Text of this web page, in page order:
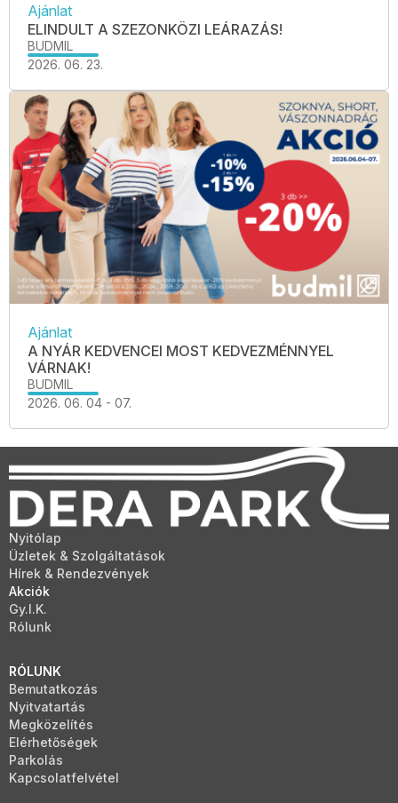
Ajánlat
ELINDULT A SZEZONKÖZI LEÁRAZÁS!
BUDMIL
2026. 06. 23.
Ajánlat
A NYÁR KEDVENCEI MOST KEDVEZMÉNNYEL
VÁRNAK!
BUDMIL
2026. 06. 04 - 07.
Nyitólap
Üzletek & Szolgáltatások
Hírek & Rendezvények
Akciók
Gy.I.K.
Rólunk
RÓLUNK
Bemutatkozás
Nyitvatartás
Megközelítés
Elérhetőségek
Parkolás
Kapcsolatfelvétel